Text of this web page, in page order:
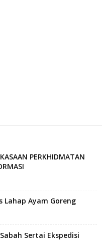
PERKHIDMATAN
Lahap Ayam Goreng
Sertai Ekspedisi